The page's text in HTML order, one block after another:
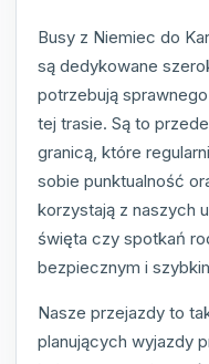
Busy z Niemiec do
są dedykowane
potrzebują
tej trasie. Są to
granicą, które
sobie punktualność
korzystają z naszych
święta czy spotkań
bezpiecznym i
Nasze przejazdy to
planujących wyjazdy